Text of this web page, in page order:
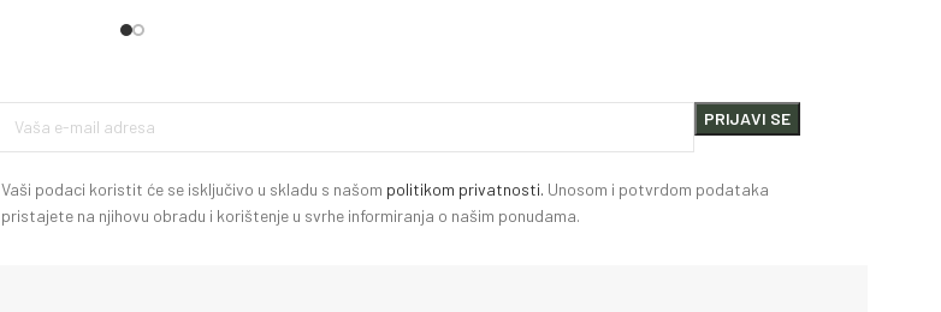
Vaši podaci koristit će se isključivo u skladu s našom politikom privatnosti. Unosom i potvrdom podataka
pristajete na njihovu obradu i korištenje u svrhe informiranja o našim ponudama.